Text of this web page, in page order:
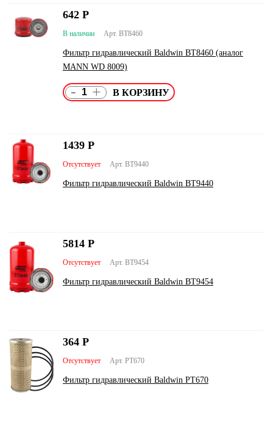
Арт. BT8460
В наличии
Фильтр гидравлический Baldwin BT8460 (аналог
MANN WD 8009)
642 Р
- +
Арт. BT9440
Отсутствует
Фильтр гидравлический Baldwin BT9440
1439 Р
Арт. BT9454
Отсутствует
Фильтр гидравлический Baldwin BT9454
5814 Р
Арт. PT670
Отсутствует
Фильтр гидравлический Baldwin PT670
364 Р